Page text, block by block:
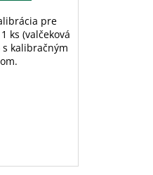
pre
ks (valčeková
kalibračným